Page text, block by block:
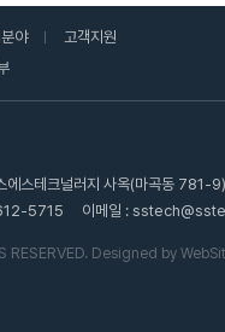
야
고객지원
에스테크널러지 사옥(마곡동 781-
5715 이메일 :
Designed by